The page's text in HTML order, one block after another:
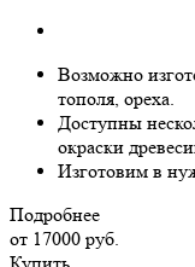
Возможно
тополя, ореха.
Доступны
окраски
Изготовим в
Подробнее
от 17000 руб.